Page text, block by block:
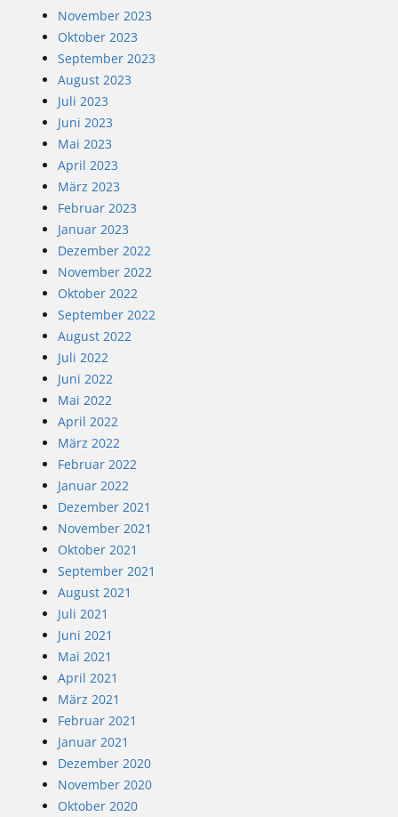
November 2023
Oktober 2023
September 2023
August 2023
Juli 2023
Juni 2023
Mai 2023
April 2023
März 2023
Februar 2023
Januar 2023
Dezember 2022
November 2022
Oktober 2022
September 2022
August 2022
Juli 2022
Juni 2022
Mai 2022
April 2022
März 2022
Februar 2022
Januar 2022
Dezember 2021
November 2021
Oktober 2021
September 2021
August 2021
Juli 2021
Juni 2021
Mai 2021
April 2021
März 2021
Februar 2021
Januar 2021
Dezember 2020
November 2020
Oktober 2020